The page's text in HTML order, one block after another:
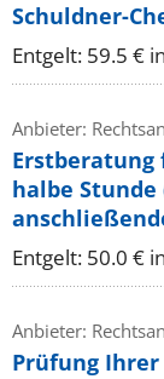
Schuldner-
Entgelt: 59.5 €
Anbieter:
Erstberatung
halbe
Entgelt: 50.0 €
Anbieter:
Prüfung Ihrer